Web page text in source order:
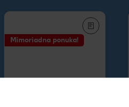
Mimoriadna ponuka!